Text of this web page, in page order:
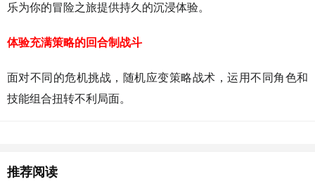
乐为你的冒险之旅提供持久的沉浸体验。
体验充满策略的回合制战斗
面对不同的危机挑战，随机应变策略战术，运用不同角色和
技能组合扭转不利局面。
推荐阅读